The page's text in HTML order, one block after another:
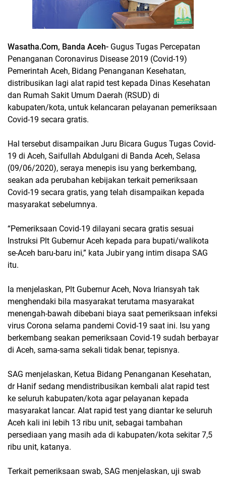
Wasatha.Com, Banda Aceh- Gugus Tugas Percepatan
Penanganan Coronavirus Disease 2019 (Covid-19)
Pemerintah Aceh, Bidang Penanganan Kesehatan,
distribusikan lagi alat rapid test kepada Dinas Kesehatan
dan Rumah Sakit Umum Daerah (RSUD) di
kabupaten/kota, untuk kelancaran pelayanan pemeriksaan
Covid-19 secara gratis.
Hal tersebut disampaikan Juru Bicara Gugus Tugas Covid-
19 di Aceh, Saifullah Abdulgani di Banda Aceh, Selasa
(09/06/2020), seraya menepis isu yang berkembang,
seakan ada perubahan kebijakan terkait pemeriksaan
Covid-19 secara gratis, yang telah disampaikan kepada
masyarakat sebelumnya.
“Pemeriksaan Covid-19 dilayani secara gratis sesuai
Instruksi Plt Gubernur Aceh kepada para bupati/walikota
se-Aceh baru-baru ini,” kata Jubir yang intim disapa SAG
itu.
Ia menjelaskan, Plt Gubernur Aceh, Nova Iriansyah tak
menghendaki bila masyarakat terutama masyarakat
menengah-bawah dibebani biaya saat pemeriksaan infeksi
virus Corona selama pandemi Covid-19 saat ini. Isu yang
berkembang seakan pemeriksaan Covid-19 sudah berbayar
di Aceh, sama-sama sekali tidak benar, tepisnya.
SAG menjelaskan, Ketua Bidang Penanganan Kesehatan,
dr Hanif sedang mendistribusikan kembali alat rapid test
ke seluruh kabupaten/kota agar pelayanan kepada
masyarakat lancar. Alat rapid test yang diantar ke seluruh
Aceh kali ini lebih 13 ribu unit, sebagai tambahan
persediaan yang masih ada di kabupaten/kota sekitar 7,5
ribu unit, katanya.
Terkait pemeriksaan swab, SAG menjelaskan, uji swab